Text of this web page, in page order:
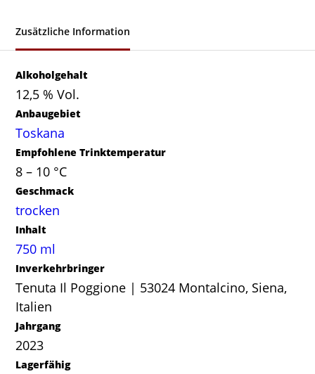
Zusätzliche Information
Alkoholgehalt
12,5 % Vol.
Anbaugebiet
Toskana
Empfohlene Trinktemperatur
8 – 10 °C
Geschmack
trocken
Inhalt
750 ml
Inverkehrbringer
Tenuta Il Poggione | 53024 Montalcino, Siena,
Italien
Jahrgang
2023
Lagerfähig